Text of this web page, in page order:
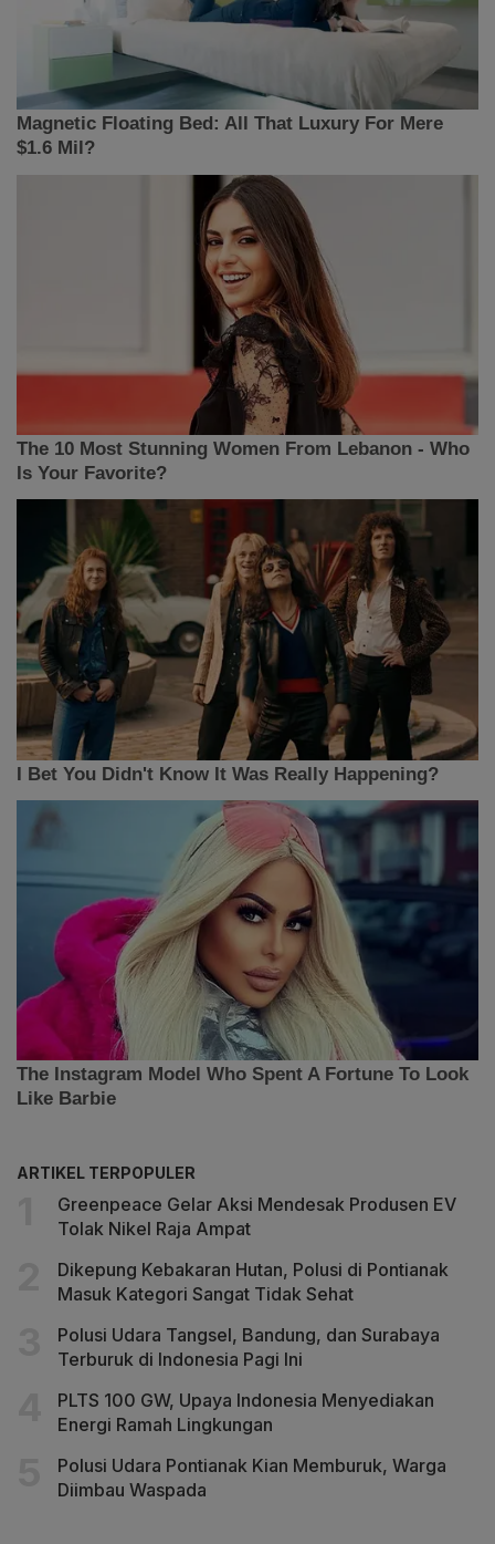
ARTIKEL TERPOPULER
Greenpeace Gelar Aksi Mendesak Produsen EV
Tolak Nikel Raja Ampat
Dikepung Kebakaran Hutan, Polusi di Pontianak
Masuk Kategori Sangat Tidak Sehat
Polusi Udara Tangsel, Bandung, dan Surabaya
Terburuk di Indonesia Pagi Ini
PLTS 100 GW, Upaya Indonesia Menyediakan
Energi Ramah Lingkungan
Polusi Udara Pontianak Kian Memburuk, Warga
Diimbau Waspada